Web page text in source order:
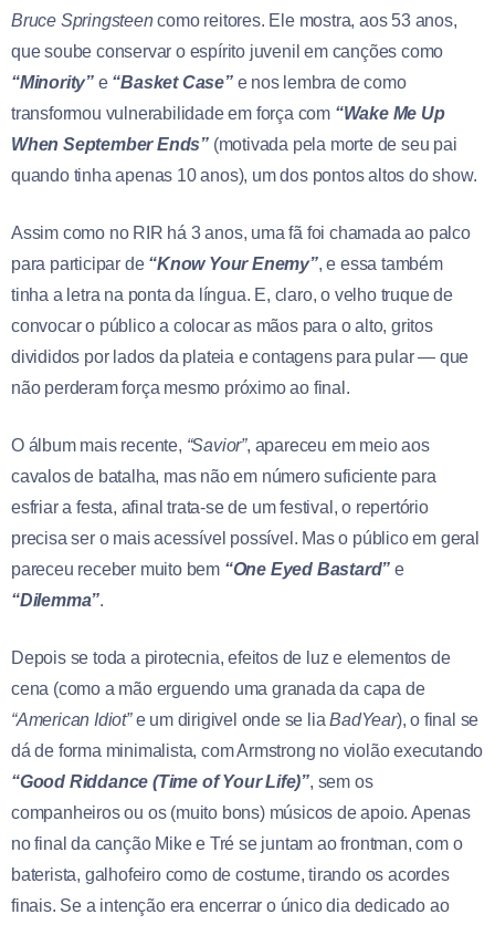
Bruce Springsteencomo reitores. Ele mostra, aos 53 anos,
que soube conservar o espírito juvenil em canções como
“Minority” e “Basket Case”e nos lembra de como
transformou vulnerabilidade em força com “Wake Me Up
When September Ends” (motivada pela morte de seu pai
quando tinha apenas 10 anos), um dos pontos altos do show.
Assim como no RIR há 3 anos, uma fã foi chamada ao palco
para participar de “Know Your Enemy”, e essa também
tinha a letra na ponta da língua. E, claro, o velho truque de
convocar o público a colocar as mãos para o alto, gritos
divididos por lados da plateia e contagens para pular — que
não perderam força mesmo próximo ao final.
O álbum mais recente, “Savior”, apareceu em meio aos
cavalos de batalha, mas não em número suficiente para
esfriar a festa, afinal trata-se de um festival, o repertório
precisa ser o mais acessível possível. Mas o público em geral
pareceu receber muito bem “One Eyed Bastard” e
“Dilemma”.
Depois se toda a pirotecnia, efeitos de luz e elementos de
cena (como a mão erguendo uma granada da capa de
“American Idiot”e um dirigivel onde se liaBadYear), o final se
dá de forma minimalista, com Armstrong no violão executando
“Good Riddance (Time of Your Life)”, sem os
companheiros ou os (muito bons) músicos de apoio. Apenas
no final da canção Mike e Tré se juntam ao frontman, com o
baterista, galhofeiro como de costume, tirando os acordes
finais. Se a intenção era encerrar o único dia dedicado ao